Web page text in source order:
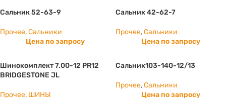
Сальник 52-63-9
Прочее,Сальники
Цена по запросу
Сальник 42-62-7
Прочее,Сальники
Цена по запросу
Шинокомплект 7.00-12 PR12
BRIDGESTONE JL
Прочее, ШИНЫ
Сальник103-140-12/13
Прочее,Сальники
Цена по запросу